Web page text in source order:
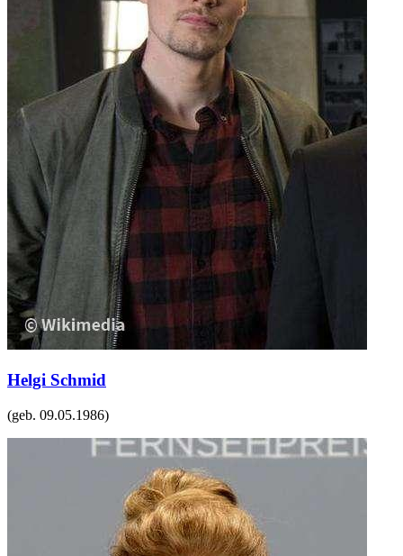
Helgi Schmid
(geb. 09.05.1986)